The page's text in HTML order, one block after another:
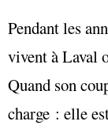
Pendant les
vivent à Laval
Quand son
charge : elle